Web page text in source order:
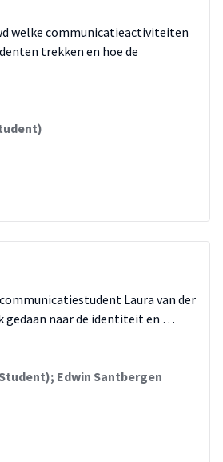
gaan naar bedrijfssoftware. Als
vinden is via zoekmachines, dan
bij het bedrijf uit. Daarnaast
houden komen het gedrag, de
een onderzoek te
behoeften op het gebied van social
meerderheid volgt de organisatie
te behalen voor het bedrijf.
welke communicatieactiviteiten
trekken en hoe de
Laura van der
gedaan naar de identiteit en …
Edwin Santbergen